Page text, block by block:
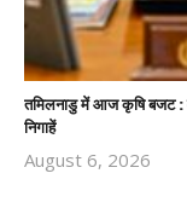
तमिलनाडु में आज कृषि बजट :
निगाहें
August 6, 2026